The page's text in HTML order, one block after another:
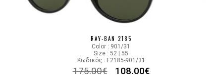
RAY-BAN 2185
Color : 901/31
Size : 52 | 55
Κωδικός : E2185-901/31
175.00€ 108.00€